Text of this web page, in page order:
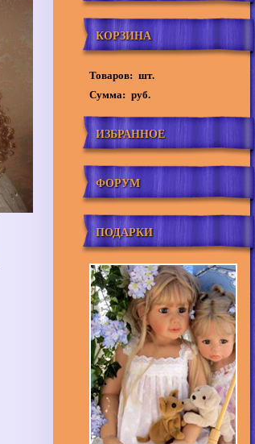
КОРЗИНА
Товаров: шт.
Сумма: руб.
ИЗБРАННОЕ
ФОРУМ
ПОДАРКИ